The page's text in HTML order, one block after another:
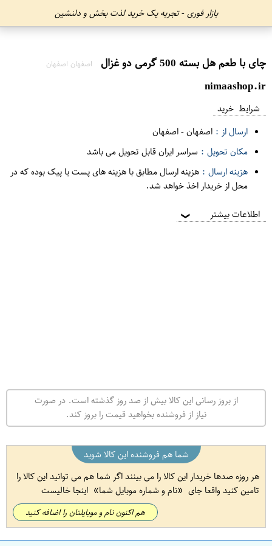
بازار فوری - تجربه یک خرید لذت بخش و دلنشین
چای با طعم هل بسته 500 گرمی دو غزال اصفهان اصفهان
nimaashop.ir
شرایط خرید
ارسال از : اصفهان-اصفهان
مکان تحویل : سراسر ایران قابل تحویل می باشد
هزینه ارسال : هزینه ارسال مطابق با هزینه های پست یا پیک بوده که در
محل از خریدار اخذ خواهد شد.
اطلاعات بیشتر ❯
از بروز رسانی این کالا بیش از صد روز گذشته است. در صورت
نیاز از فروشنده بخواهید قیمت را بروز کند.
شما هم فروشنده این کالا شوید
هر روزه صدها خریدار این کالا را می بینند اگر شما هم می توانید این کالا را
تامین کنید واقعا جای
نام و شماره موبایل شما اینجا خالیست
هم اکنون نام و موبایلتان را اضافه کنید